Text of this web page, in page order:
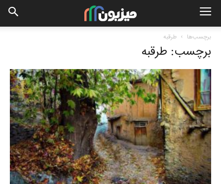
برچسب‌ها طرقبه
برچسب: طرقبه